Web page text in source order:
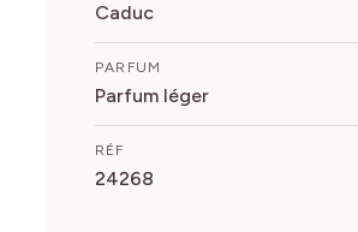
Caduc
PARFUM
Parfum léger
RÉF
24268